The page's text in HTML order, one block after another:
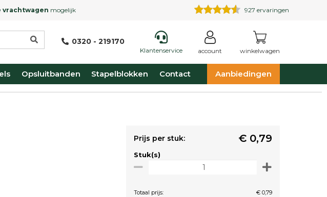
vrachtwagen mogelijk 927 ervaringen
0320 - 219170
Klantenservice account winkelwagen
Opsluitbanden Stapelblokken Contact Aanbiedingen
Prijs per stuk: € 0,79
Stuk(s)
Totaal prijs:
€ 0,79